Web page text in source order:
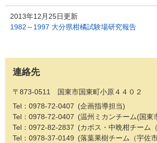
2013年12月25日更新
1982～1997 大分県柑橘試験場研究報告
連絡先
〒873-0511 国東市国東町小原４４０２
Tel：0978-72-0407
企画指導担当
Tel：0978-72-0407
温州ミカンチーム(国東
Tel：0972-82-2837
カボス・中晩柑チーム
Tel：0978-37-0149
落葉果樹チーム（宇佐市